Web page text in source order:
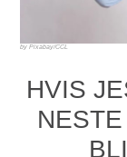
Pixabay/CCL
HVIS